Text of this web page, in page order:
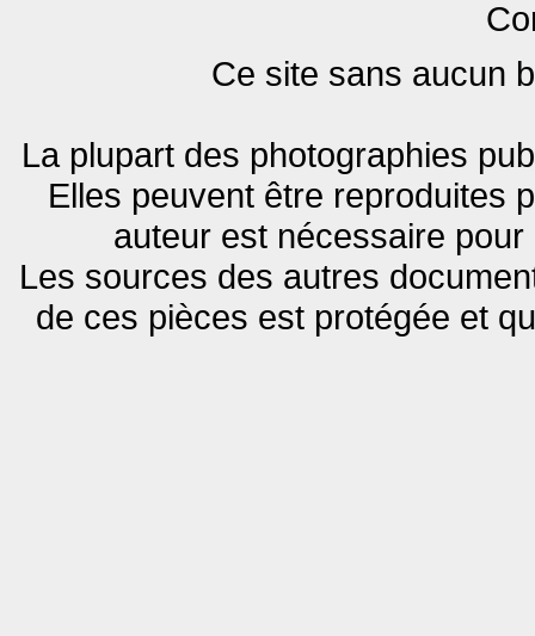
Ce site sans aucun
La plupart des photographies
Elles peuvent être reproduites
auteur est nécessaire
Les sources des autres
de ces pièces est protégée et